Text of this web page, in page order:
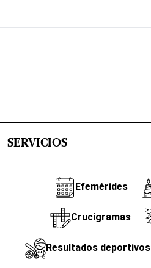
SERVICIOS
Efemérides
Crucigramas
Resultados deportivos